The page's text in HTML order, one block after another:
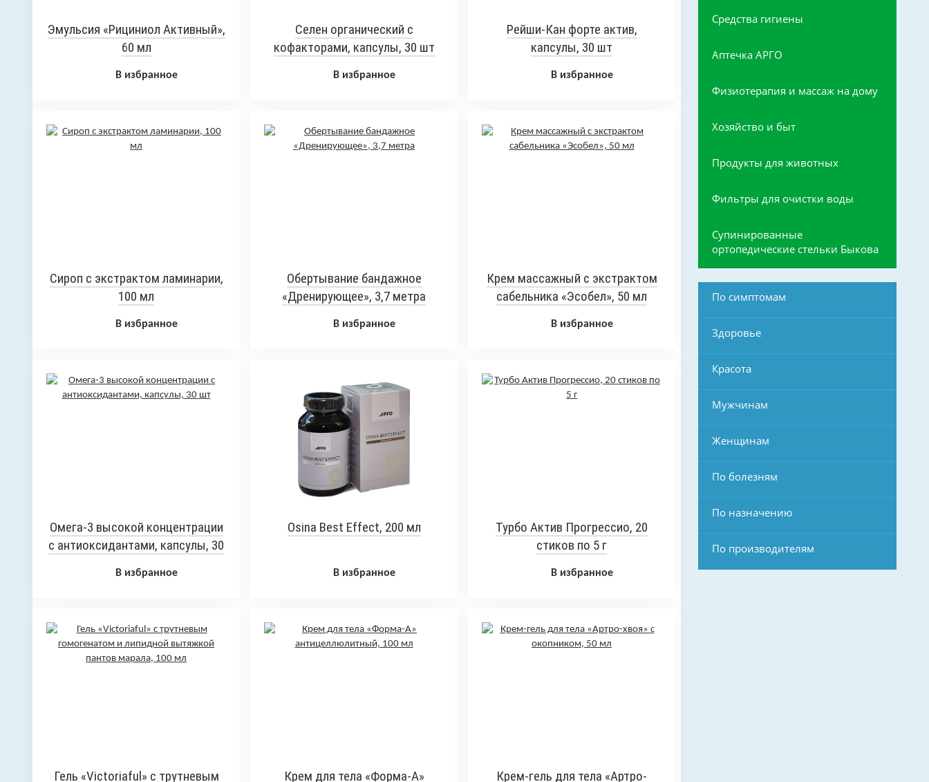
Эмульсия «Рициниол Активный»,
60 мл
В избранное
Селен органический с
кофакторами, капсулы, 30 шт
В избранное
Рейши-Кан форте актив,
капсулы, 30 шт
В избранное
Сироп с экстрактом ламинарии,
100 мл
В избранное
Обертывание бандажное
«Дренирующее», 3,7 метра
В избранное
Крем массажный с экстрактом
сабельника «Эсобел», 50 мл
В избранное
Омега-3 высокой концентрации
с антиоксидантами, капсулы, 30
В избранное
Osina Best Effect, 200 мл
В избранное
Турбо Актив Прогрессио, 20
стиков по 5 г
В избранное
Гель «Victoriaful» с трутневым Крем для тела «Форма-А» Крем-гель для тела «Артро-
Средства гигиены
Аптечка АРГО
Физиотерапия и массаж на дому
Хозяйство и быт
Продукты для животных
Фильтры для очистки воды
Супинированные
ортопедические стельки Быкова
По симптомам
Здоровье
Красота
Мужчинам
Женщинам
По болезням
По назначению
По производителям